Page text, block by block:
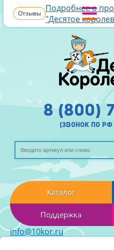
Отзывы Подробнее о
"Десятое
8 (800)
(звонок по
Каталог
Поддержка
info@10kor.ru